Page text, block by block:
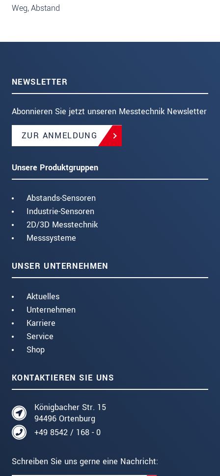
Weg, Abstand
NEWSLETTER
Abonnieren Sie jetzt unseren Messtechnik Newsletter
ZUR ANMELDUNG
Unsere Produktgruppen
Abstands-Sensoren
Industrie-Sensoren
2D/3D Messtechnik
Messsysteme
UNSER UNTERNEHMEN
Aktuelles
Unternehmen
Karriere
Service
Shop
KONTAKTIEREN SIE UNS
Königbacher Str. 15
94496 Ortenburg
+49 8542 / 168 - 0
Schreiben Sie uns gerne eine Nachricht: